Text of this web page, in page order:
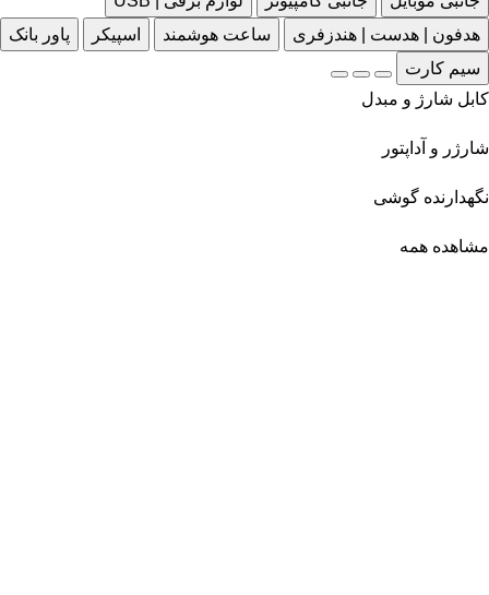
هدفون | هدست | هندزفری
ساعت هوشمند اسپیکر
پاور بانک
سیم کارت
کابل شارژ و مبدل
شارژر و آداپتور
نگهدارنده گوشی
مشاهده همه